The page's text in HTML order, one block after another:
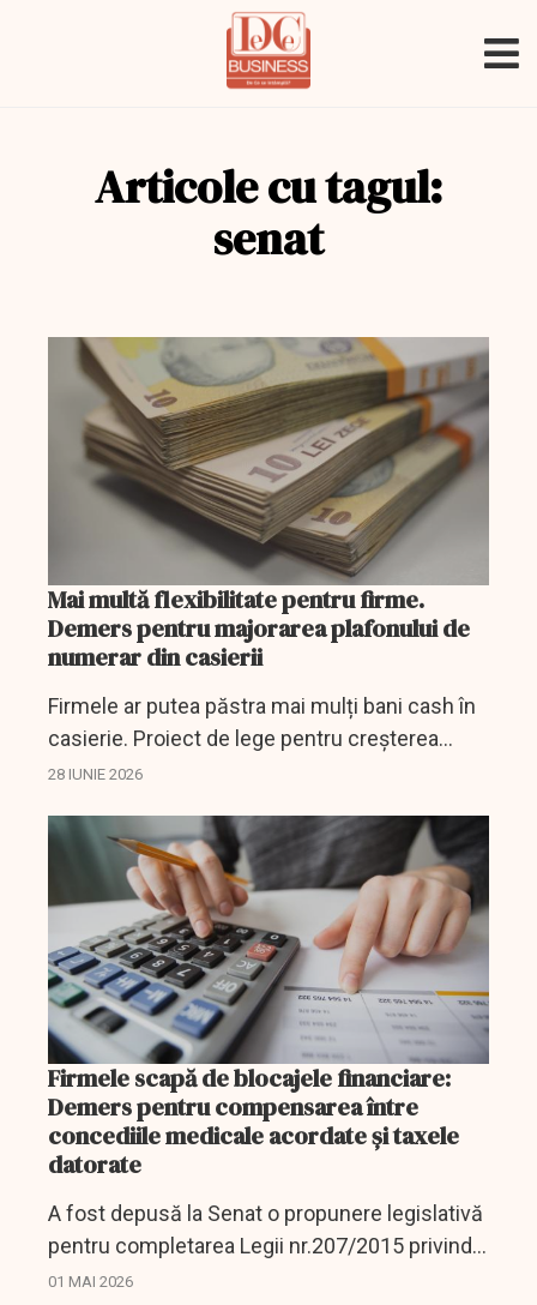
Articole cu tagul:
senat
Mai multă flexibilitate pentru firme.
Demers pentru majorarea plafonului de
numerar din casierii
Firmele ar putea păstra mai mulți bani cash în
casierie. Proiect de lege pentru creșterea
plafonului la 200.000 lei.
28 IUNIE 2026
Firmele scapă de blocajele financiare:
Demers pentru compensarea între
concediile medicale acordate și taxele
datorate
A fost depusă la Senat o propunere legislativă
pentru completarea Legii nr.207/2015 privind
Codul de procedură fiscală și a Ordonanței de
01 MAI 2026